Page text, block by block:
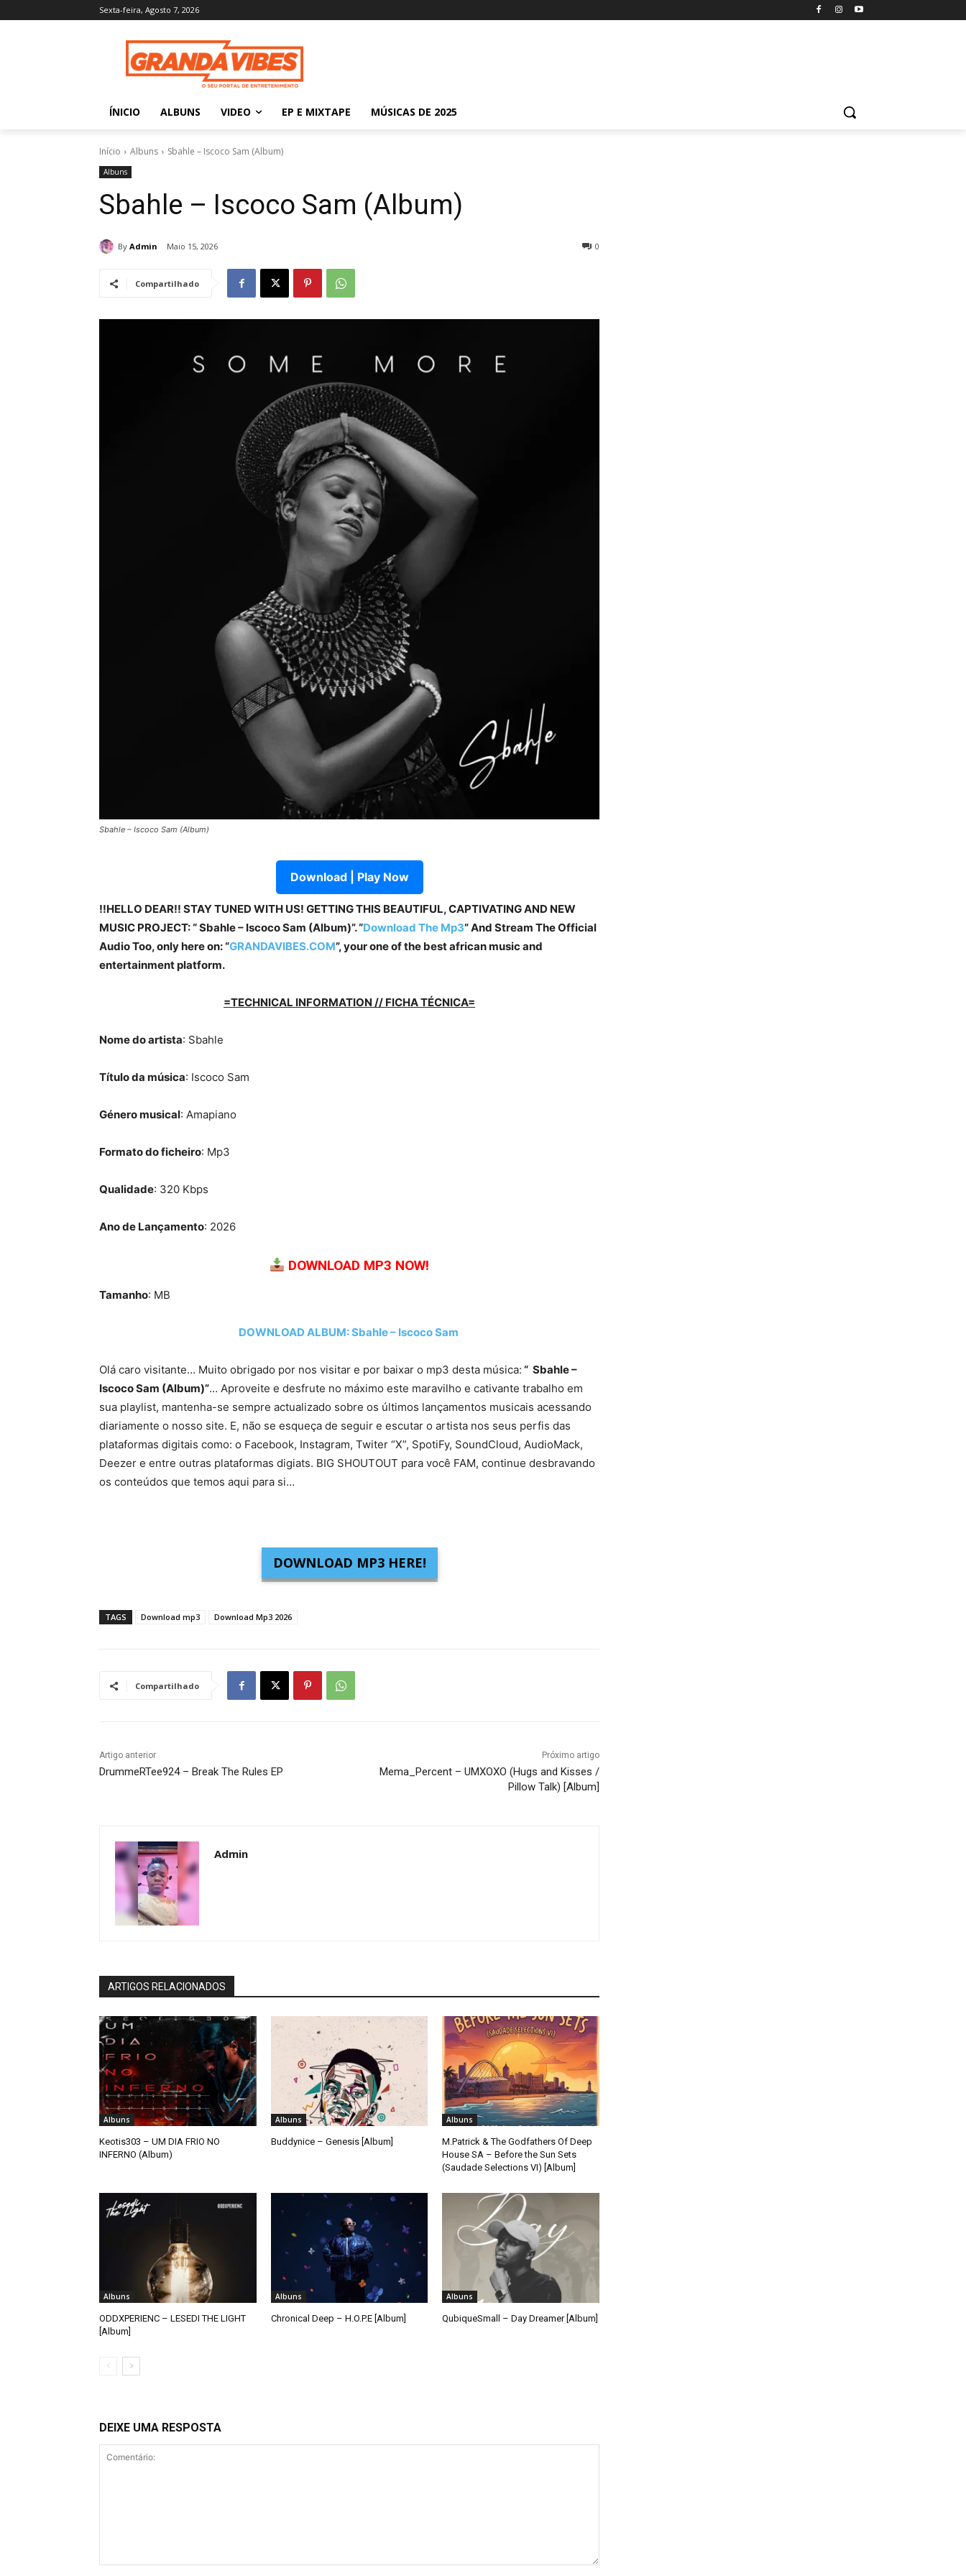
Sexta-feira, Agosto 7, 2026
ÍNICIO ALBUNS VIDEO EP E MIXTAPE MÚSICAS DE 2025
Início Albuns Sbahle – Iscoco Sam (Album)
Albuns
Sbahle – Iscoco Sam (Album)
By Admin Maio 15, 2026 0
Compartilhado
Sbahle – Iscoco Sam (Album)
Download | Play Now
!!HELLO DEAR!! STAY TUNED WITH US! GETTING THIS BEAUTIFUL, CAPTIVATING AND NEW
MUSIC PROJECT: “ Sbahle – Iscoco Sam (Album)”. “Download The Mp3”And Stream The Official
Audio Too, only here on: “GRANDAVIBES.COM”, your one of the best african music and
entertainment platform.
=TECHNICAL INFORMATION // FICHA TÉCNICA=
Nome do artista: Sbahle
Título da música: Iscoco Sam
Género musical: Amapiano
Formato do ficheiro: Mp3
Qualidade: 320 Kbps
Ano de Lançamento: 2026
DOWNLOAD MP3 NOW!
Tamanho: MB
DOWNLOAD ALBUM: Sbahle – Iscoco Sam
Olá caro visitante… Muito obrigado por nos visitar e por baixar o mp3 desta música: “ Sbahle –
Iscoco Sam (Album)”… Aproveite e desfrute no máximo este maravilho e cativante trabalho em
sua playlist, mantenha-se sempre actualizado sobre os últimos lançamentos musicais acessando
diariamente o nosso site. E, não se esqueça de seguir e escutar o artista nos seus perfis das
plataformas digitais como: o Facebook, Instagram, Twiter “X”, SpotiFy, SoundCloud, AudioMack,
Deezer e entre outras plataformas digiats. BIG SHOUTOUT para você FAM, continue desbravando
os conteúdos que temos aqui para si…
DOWNLOAD MP3 HERE!
TAGS Download mp3 Download Mp3 2026
Compartilhado
Artigo anterior
DrummeRTee924 – Break The Rules EP
Próximo artigo
Mema_Percent – UMXOXO (Hugs and Kisses /
Pillow Talk) [Album]
Admin
ARTIGOS RELACIONADOS
Albuns
Keotis303 – UM DIA FRIO NO
INFERNO (Album)
Albuns
Buddynice – Genesis [Album]
Albuns
M.Patrick & The Godfathers Of Deep
House SA – Before the Sun Sets
(Saudade Selections VI) [Album]
Albuns
ODDXPERIENC – LESEDI THE LIGHT
[Album]
Albuns
Chronical Deep – H.O.P.E [Album]
Albuns
QubiqueSmall – Day Dreamer [Album]
DEIXE UMA RESPOSTA